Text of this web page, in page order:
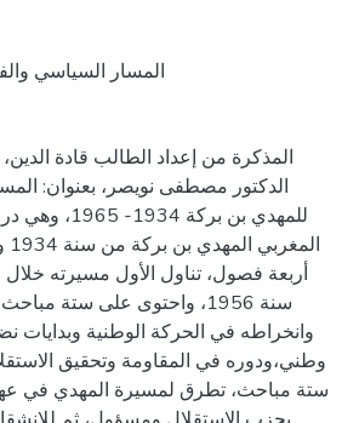
المسار السياسي
المذكرة من إعداد الطالب قادة
الدكتور مصطفى نويصر، بعنوان:
للمهدي بن
أربعة فصول، تناول الأول مسيرته
سنة 1956، واحتوى على ستة
وانخراطه في الحركة الوطنية وبدايات
وطني،ودوره في المقاومة وتحقيق
ستة مباحث، تطرق لمسيرة المهدي في